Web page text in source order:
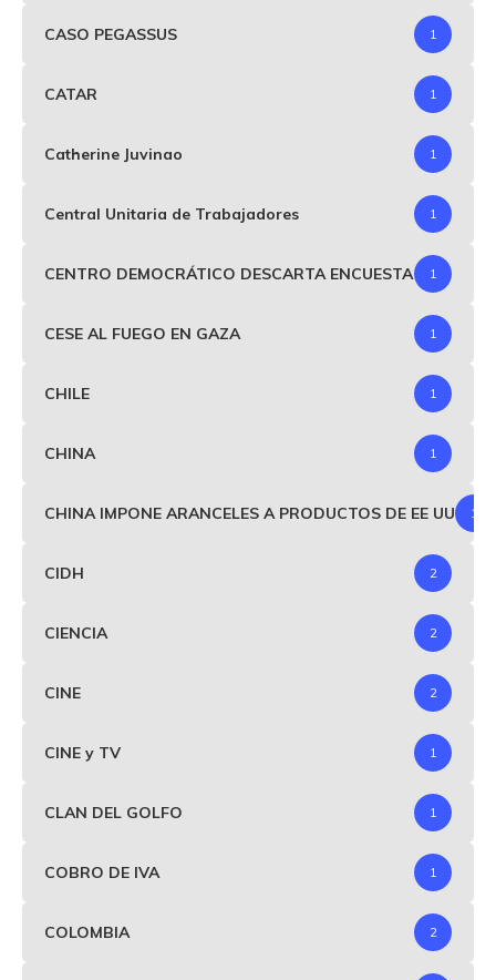
CASO PEGASSUS 1
CATAR 1
Catherine Juvinao 1
Central Unitaria de Trabajadores 1
CENTRO DEMOCRÁTICO DESCARTA ENCUESTA 1
CESE AL FUEGO EN GAZA 1
CHILE 1
CHINA 1
CHINA IMPONE ARANCELES A PRODUCTOS DE EE UU 1
CIDH 2
CIENCIA 2
CINE 2
CINE y TV 1
CLAN DEL GOLFO 1
COBRO DE IVA 1
COLOMBIA 2